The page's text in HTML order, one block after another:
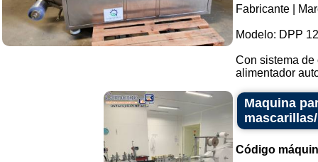
Fabricante |
Modelo: DPP
Con sistema de
alimentador
Maquina
Código